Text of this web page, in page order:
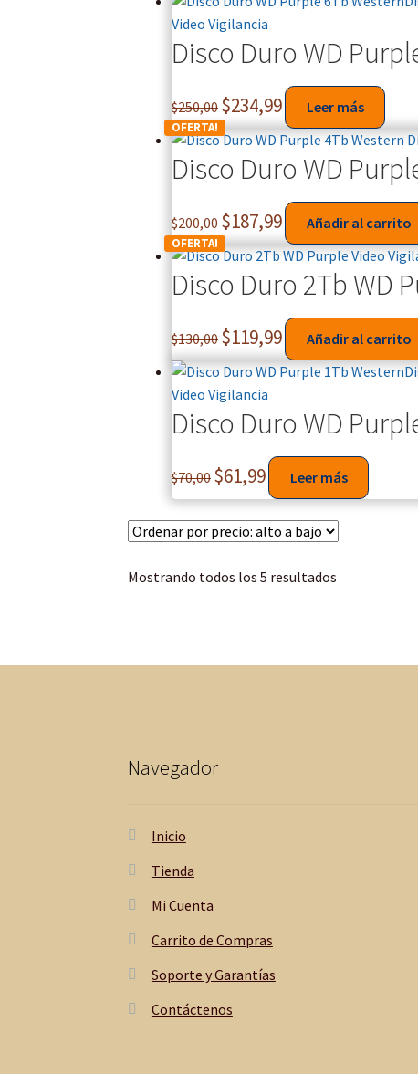
Disco Duro WD
$250,00 $234,99 Leer más
OFERTA!
Disco Duro WD
$200,00 $187,99 Añadir al carrito
OFERTA!
Disco Duro 2Tb WD
$130,00 $119,99 Añadir al carrito
Disco Duro WD
$70,00 $61,99 Leer más
Mostrando todos los 5 resultados
Navegador
Inicio
Tienda
Mi Cuenta
Carrito de Compras
Soporte y Garantías
Contáctenos